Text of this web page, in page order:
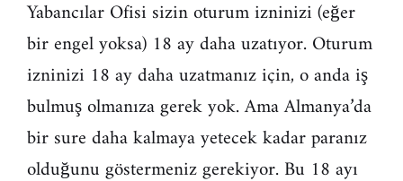
Yabancılar Ofisi sizin oturum izninizi (eğer
bir engel yoksa) 18 ay daha uzatıyor. Oturum
izninizi 18 ay daha uzatmanız için, o anda iş
bulmuş olmanıza gerek yok. Ama Almanya’da
bir sure daha kalmaya yetecek kadar paranız
olduğunu göstermeniz gerekiyor. Bu 18 ayı